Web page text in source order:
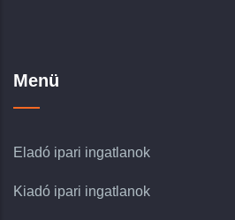
Menü
Eladó ipari ingatlanok
Kiadó ipari ingatlanok